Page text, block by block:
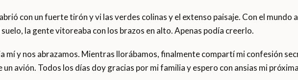
con un fuerte tirón y vi las verdes colinas y el extenso paisaje. Con el mundo
la gente vitoreaba con los brazos en alto. Apenas podía creerlo.
mí y nos abrazamos. Mientras llorábamos, finalmente compartí mi confesión
avión. Todos los días doy gracias por mi familia y espero con ansias mi